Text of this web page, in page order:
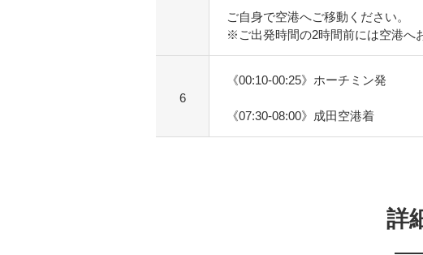
ご自身で空港へご移動ください。
※ご出発時間の2時間前には空港へ
6
《00:10-00:25》ホーチミン発
《07:30-08:00》成田空港着
詳